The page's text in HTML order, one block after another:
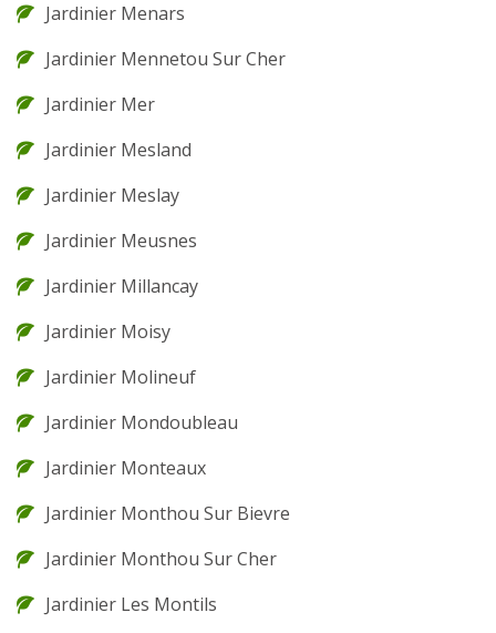
Jardinier Menars
Jardinier Mennetou Sur Cher
Jardinier Mer
Jardinier Mesland
Jardinier Meslay
Jardinier Meusnes
Jardinier Millancay
Jardinier Moisy
Jardinier Molineuf
Jardinier Mondoubleau
Jardinier Monteaux
Jardinier Monthou Sur Bievre
Jardinier Monthou Sur Cher
Jardinier Les Montils